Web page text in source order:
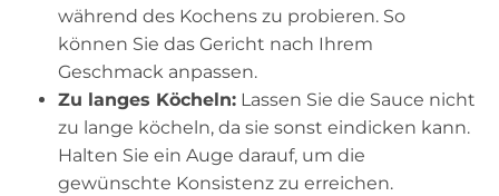
während des Kochens zu probieren. So
können Sie das Gericht nach Ihrem
Geschmack anpassen.
Zu langes Köcheln: Lassen Sie die Sauce nicht
zu lange köcheln, da sie sonst eindicken kann.
Halten Sie ein Auge darauf, um die
gewünschte Konsistenz zu erreichen.